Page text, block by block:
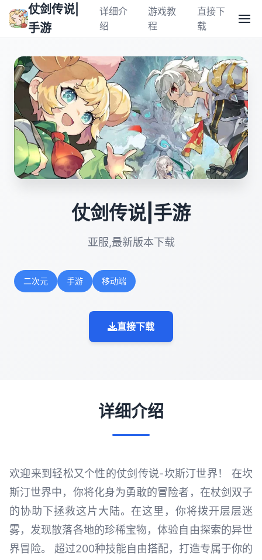
仗剑传说|
手游
详细介
绍
游戏教
程
直接下
载
仗剑传说|手游
亚服,最新版本下载
二次元 手游 移动端
直接下载
详细介绍
欢迎来到轻松又个性的仗剑传说-坎斯汀世界！ 在坎
斯汀世界中，你将化身为勇敢的冒险者，在杖剑双子
的协助下拯救这片大陆。在这里，你将拨开层层迷
雾，发现散落各地的珍稀宝物，体验自由探索的异世
界冒险。 超过200种技能自由搭配，打造专属于你的